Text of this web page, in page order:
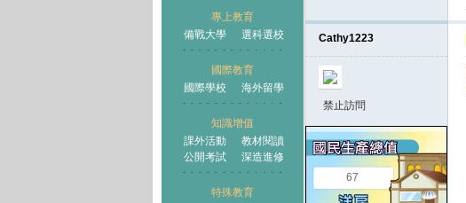
專上教育
備戰大學
選科選校
國際教育
國際學校
海外留學
知識增值
課外活動
教材閱讀
公開考試
深造進修
特殊教育
Cathy1223
禁止訪問
67